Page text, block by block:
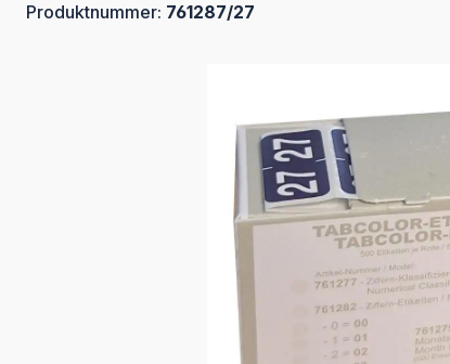
Produktnummer: 761287/27